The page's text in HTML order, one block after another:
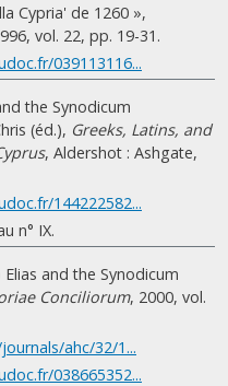
Cypria' de 1260 »,
vol. 22, pp. 19-31.
039113116...
the Synodicum
(éd.), Greeks, Latins, and
, Aldershot : Ashgate,
144222582...
n° IX.
and the Synodicum
Conciliorum, 2000, vol.
ahc/32/1...
038665352...